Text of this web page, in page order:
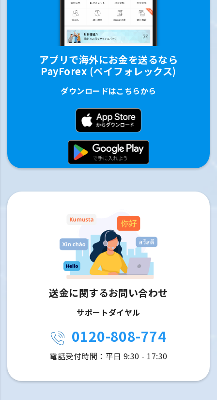
アプリで海外にお金を送るなら
PayForex (ペイフォレックス)
ダウンロードはこちらから
送金に関するお問い合わせ
サポートダイヤル
0120-808-774
電話受付時間：平日 9:30 - 17:30